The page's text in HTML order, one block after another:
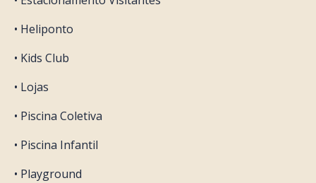
• Heliponto
• Kids Club
• Lojas
• Piscina Coletiva
• Piscina Infantil
• Playground